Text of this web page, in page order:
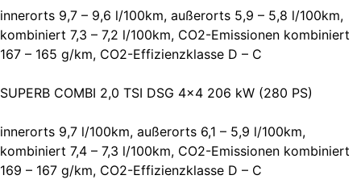
innerorts 9,7 – 9,6 l/100km, außerorts 5,9 – 5,8 l/100km,
kombiniert 7,3 – 7,2 l/100km, CO2-Emissionen kombiniert
167 – 165 g/km, CO2-Effizienzklasse D – C
SUPERB COMBI 2,0 TSI DSG 4×4 206 kW (280 PS)
innerorts 9,7 l/100km, außerorts 6,1 – 5,9 l/100km,
kombiniert 7,4 – 7,3 l/100km, CO2-Emissionen kombiniert
169 – 167 g/km, CO2-Effizienzklasse D – C